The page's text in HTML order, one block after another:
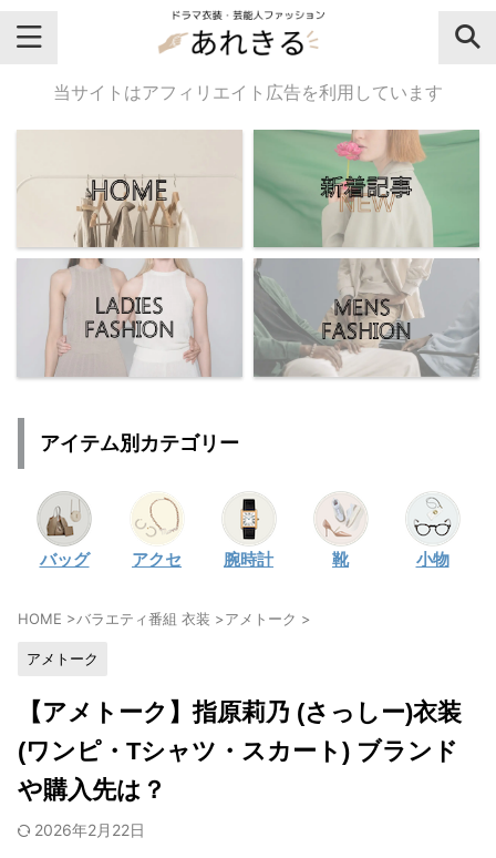
＼芸能人名・ドラマ名で検索♪／
気になるドラマ名や芸能人名でおし
ゃれなドラマ衣装・ファッションを
チェックしてね♪
【よく検索されてる女性芸能人】
・
広瀬すず
川口春奈
・ 石原さとみ
・広瀬アリス
永野芽郁
・ 波瑠
・奈緒
・高畑充希
・ さとうほなみ
前田敦子
水川あさみ
当サイトはアフィリエイト広告を利用しています
アイテム別カテゴリー
バッグ アクセ 腕時計 靴 小物
HOME >バラエティ番組 衣装 >アメトーク >
アメトーク
【アメトーク】指原莉乃 (さっしー)衣装
(ワンピ・Tシャツ・スカート) ブランド
や購入先は？
2026年2月22日